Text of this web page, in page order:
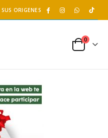
ORIGENES
0